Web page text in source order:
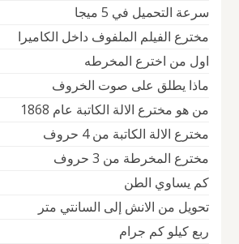
سرعة التحميل في 5 ميجا
مخترع الفيلم الملفوف داخل الكاميرا
اول من اخترع المخرطه
ماذا يطلق على صوت الخروف
من هو مخترع الالة الكاتبة عام 1868
مخترع الالة الكاتبة من 4 حروف
مخترع المخرطة من 3 حروف
كم يساوي الطن
تحويل من الانش إلى السانتي متر
ربع كيلو كم جرام